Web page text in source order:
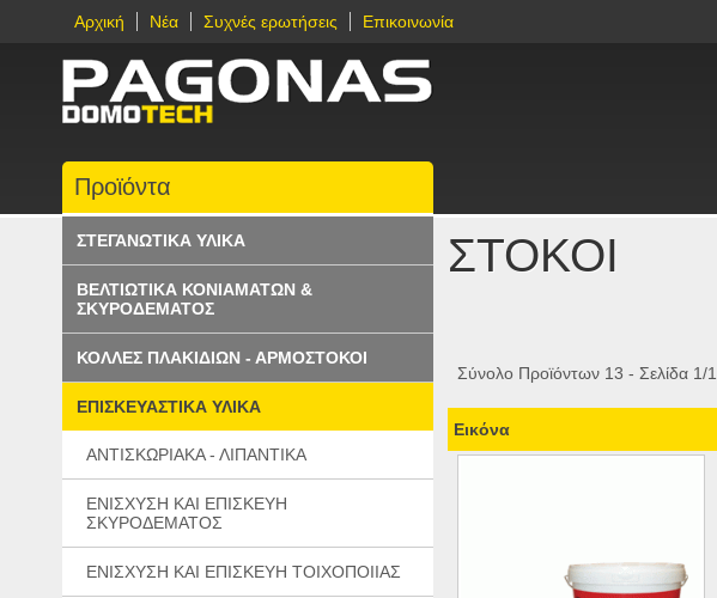
Αρχική Νέα Συχνές ερωτήσεις Επικοινωνία
ΣΤΟΚΟΙ
Σύνολο Προϊόντων 13 - Σελίδα 1/1
Εικόνα
Προϊόντα
ΣΤΕΓΑΝΩΤΙΚΑ ΥΛΙΚΑ
ΒΕΛΤΙΩΤΙΚΑ ΚΟΝΙΑΜΑΤΩΝ &
ΣΚΥΡΟΔΕΜΑΤΟΣ
ΚΟΛΛΕΣ ΠΛΑΚΙΔΙΩΝ - ΑΡΜΟΣΤΟΚΟΙ
ΕΠΙΣΚΕΥΑΣΤΙΚΑ ΥΛΙΚΑ
ΑΝΤΙΣΚΩΡΙΑΚΑ - ΛΙΠΑΝΤΙΚΑ
ΕΝΙΣΧΥΣΗ ΚΑΙ ΕΠΙΣΚΕΥΗ
ΣΚΥΡΟΔΕΜΑΤΟΣ
ΕΝΙΣΧΥΣΗ ΚΑΙ ΕΠΙΣΚΕΥΗ ΤΟΙΧΟΠΟΙΙΑΣ